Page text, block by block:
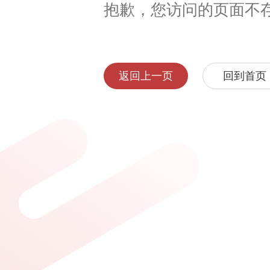
抱歉，您访问的页面不
返回上一页 回到首页